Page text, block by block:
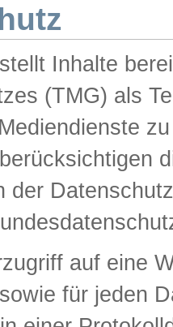
Inhalte
(TMG) als
der
auf eine
für jeden